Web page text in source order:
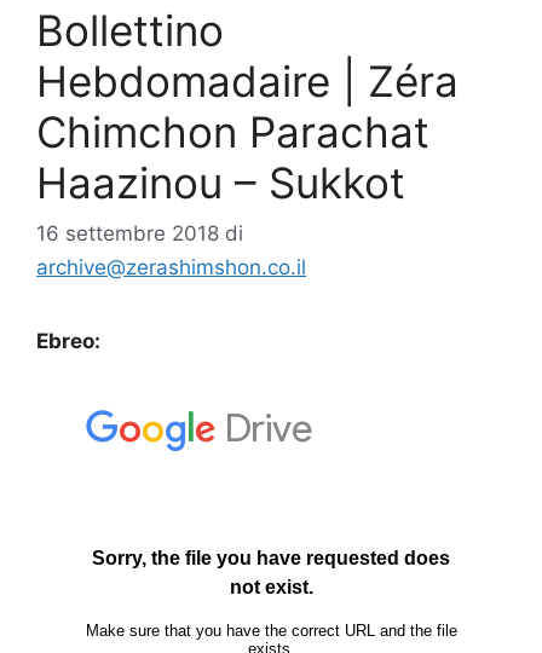
Bollettino
Hebdomadaire | Zéra
Chimchon Parachat
Haazinou – Sukkot
16 settembre 2018 di
archive@zerashimshon.co.il
Ebreo: